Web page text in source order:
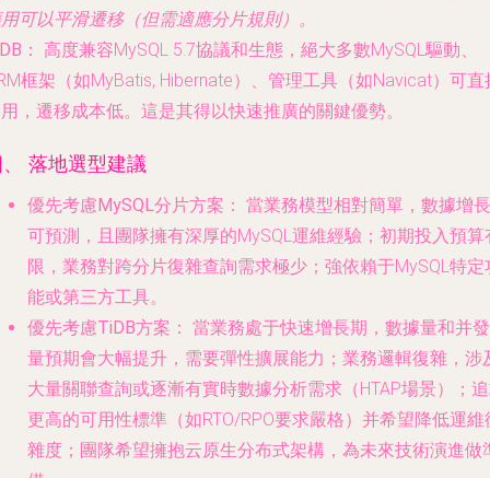
可以平滑遷移（但需適應分片規則）。
： 高度兼容MySQL 5.7協議和生態，絕大多數MySQL驅動、
框架（如MyBatis, Hibernate）、管理工具（如Navicat）可直
，遷移成本低。這是其得以快速推廣的關鍵優勢。
落地選型建議
優先考慮MySQL分片方案： 當業務模型相對簡單，數據增長
可預測，且團隊擁有深厚的MySQL運維經驗；初期投入預算
限，業務對跨分片復雜查詢需求極少；強依賴于MySQL特定
能或第三方工具。
優先考慮TiDB方案： 當業務處于快速增長期，數據量和并發
量預期會大幅提升，需要彈性擴展能力；業務邏輯復雜，涉
大量關聯查詢或逐漸有實時數據分析需求（HTAP場景）；
更高的可用性標準（如RTO/RPO要求嚴格）并希望降低運維
雜度；團隊希望擁抱云原生分布式架構，為未來技術演進做